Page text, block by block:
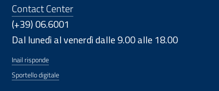
Contact Center
(+39) 06.6001
Dal lunedì al venerdì dalle 9.00 alle 18.00
Inail risponde
Sportello digitale